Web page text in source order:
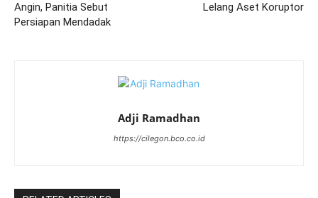
Angin, Panitia Sebut
Persiapan Mendadak
Lelang Aset Koruptor
Adji Ramadhan
https://cilegon.bco.co.id